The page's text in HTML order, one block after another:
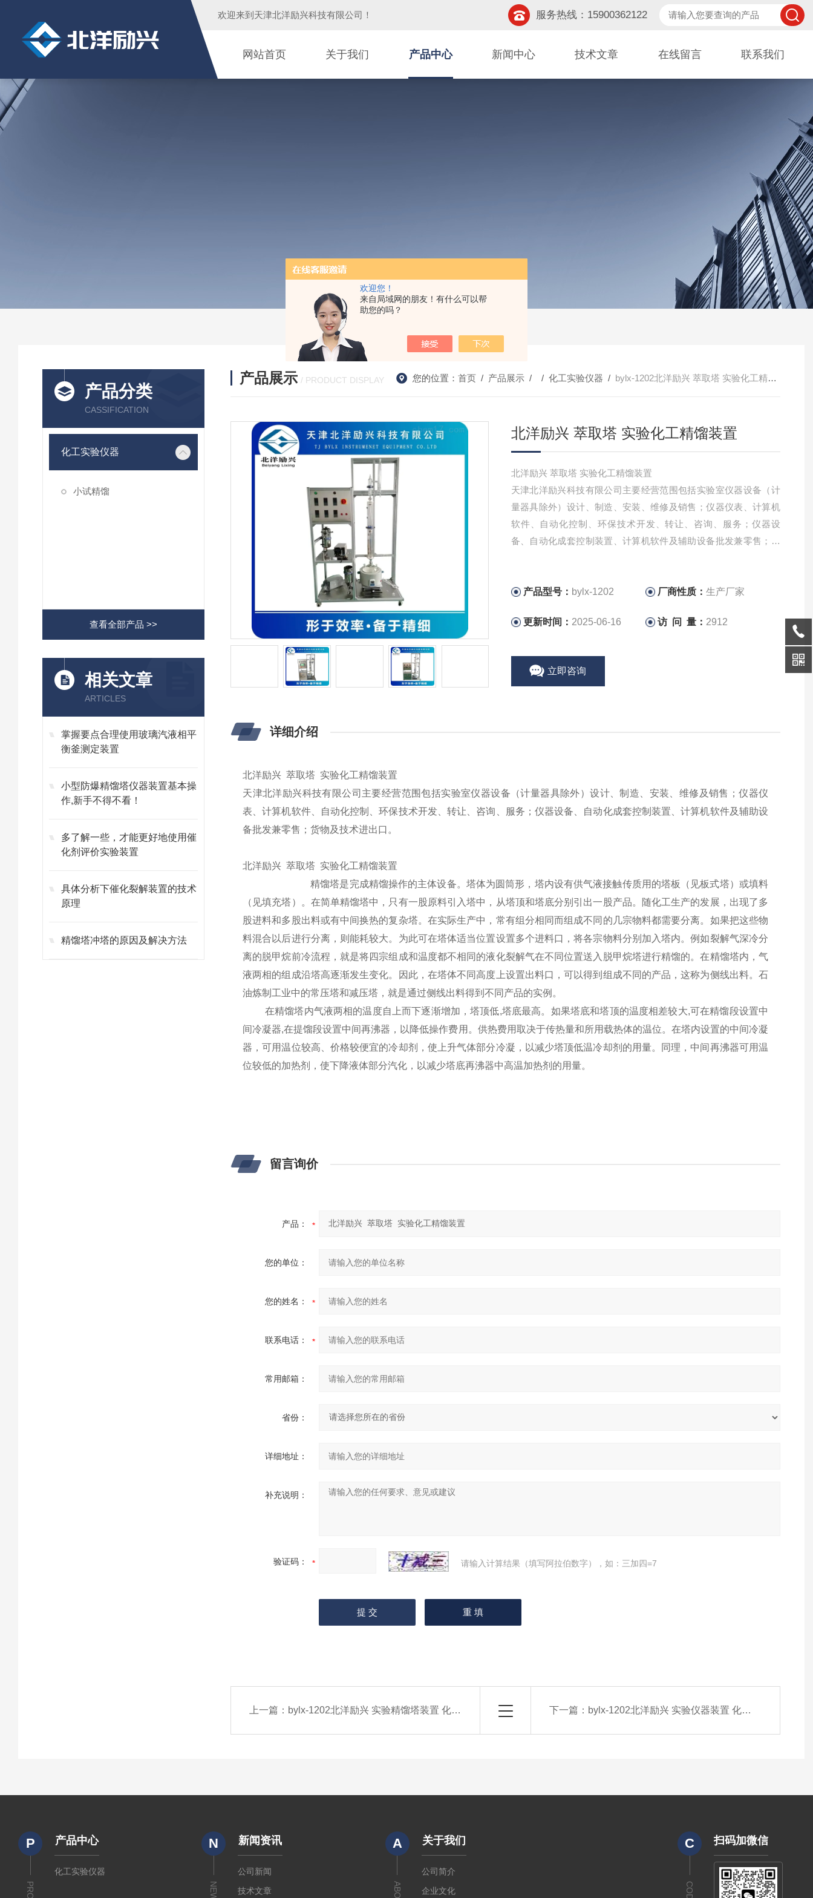
欢迎您！
来自局域网的朋友！有什么可以帮
助您的吗？
欢迎来到 天津北洋励兴科技有限公司 ！ 服务热线：15900362122
网站首页 关于我们 产品中心 新闻中心 技术文章 在线留言 联系我们
产品分类
CASSIFICATION
化工实验仪器
小试精馏
查看全部产品 >>
相关文章
ARTICLES
掌握要点合理使用玻璃汽液相平
衡釜测定装置
小型防爆精馏塔仪器装置基本操
作,新手不得不看！
多了解一些，才能更好地使用催
化剂评价实验装置
具体分析下催化裂解装置的技术
原理
精馏塔冲塔的原因及解决方法
产品展示 / PRODUCT DISPLAY 您的位置： 首页/ 产品展示/ / 化工实验仪器 / bylx-1202北洋励兴 萃取塔 实验化工精馏装置
北洋励兴 萃取塔 实验化工精馏装置
北洋励兴 萃取塔 实验化工精馏装置
天津北洋励兴科技有限公司主要经营范围包括实验室仪器设备（计
量器具除外）设计、制造、安装、维修及销售；仪器仪表、计算机
软件、自动化控制、环保技术开发、转让、咨询、服务；仪器设
备、自动化成套控制装置、计算机软件及辅助设备批发兼零售；货
产品型号： bylx-1202 厂商性质：生产厂家
更新时间： 2025-06-16 访 问 量： 2912
立即咨询
详细介绍
北洋励兴 萃取塔 实验化工精馏装置
天津北洋励兴科技有限公司主要经营范围包括实验室仪器设备（计量器具除外）设计、制造、安装、维修及销售；仪器仪
表、计算机软件、自动化控制、环保技术开发、转让、咨询、服务；仪器设备、自动化成套控制装置、计算机软件及辅助设
备批发兼零售；货物及技术进出口。
北洋励兴 萃取塔 实验化工精馏装置
精馏塔是完成精馏操作的主体设备。塔体为圆筒形，塔内设有供气液接触传质用的塔板（见板式塔）或填料
（见填充塔）。在简单精馏塔中，只有一股原料引入塔中，从塔顶和塔底分别引出一股产品。随化工生产的发展，出现了多
股进料和多股出料或有中间换热的复杂塔。在实际生产中，常有组分相同而组成不同的几宗物料都需要分离。如果把这些物
料混合以后进行分离，则能耗较大。为此可在塔体适当位置设置多个进料口，将各宗物料分别加入塔内。例如裂解气深冷分
离的脱甲烷前冷流程，就是将四宗组成和温度都不相同的液化裂解气在不同位置送入脱甲烷塔进行精馏的。在精馏塔内，气
液两相的组成沿塔高逐渐发生变化。因此，在塔体不同高度上设置出料口，可以得到组成不同的产品，这称为侧线出料。石
油炼制工业中的常压塔和减压塔，就是通过侧线出料得到不同产品的实例。
在精馏塔内气液两相的温度自上而下逐渐增加，塔顶低,塔底最高。如果塔底和塔顶的温度相差较大,可在精馏段设置中
间冷凝器,在提馏段设置中间再沸器，以降低操作费用。供热费用取决于传热量和所用载热体的温位。在塔内设置的中间冷凝
器，可用温位较高、价格较便宜的冷却剂，使上升气体部分冷凝，以减少塔顶低温冷却剂的用量。同理，中间再沸器可用温
位较低的加热剂，使下降液体部分汽化，以减少塔底再沸器中高温加热剂的用量。
留言询价
产品：
您的单位：
您的姓名：
联系电话：
常用邮箱：
省份：
详细地址：
补充说明：
验证码： 请输入计算结果（填写阿拉伯数字），如：三加四=7
上一篇： bylx-1202北洋励兴 实验精馏塔装置 化工实验装置 下一篇： bylx-1202北洋励兴 实验仪器装置 化工精馏装置
P 产品中心
化工实验仪器
N 新闻资讯
公司新闻
技术文章
A 关于我们
公司简介
企业文化
C
CODE
扫码加微信